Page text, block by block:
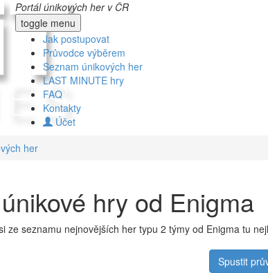
Portál únikových her v ČR
toggle menu
Jak postupovat
Průvodce výběrem
Seznam únikových her
LAST MINUTE hry
FAQ
Kontakty
Účet
her
hry od Enigma
ze seznamu nejnovějších her typu 2 týmy od Enigma tu
Spustit